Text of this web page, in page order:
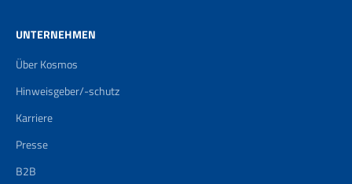
UNTERNEHMEN
Über Kosmos
Hinweisgeber/-schutz
Karriere
Presse
B2B